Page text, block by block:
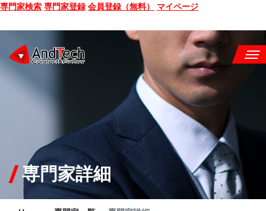
専門家検索 専門家登録 会員登録（無料） マイページ
CONSULTING
SERVICE
COMPANY
専門家詳細